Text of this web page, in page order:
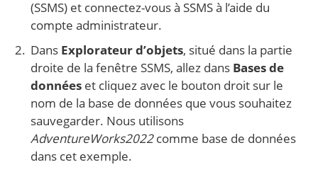
(SSMS) et connectez-vous à SSMS à l’aide du
compte administrateur.
Dans Explorateur d’objets, situé dans la partie
droite de la fenêtre SSMS, allez dans Bases de
données et cliquez avec le bouton droit sur le
nom de la base de données que vous souhaitez
sauvegarder. Nous utilisons
AdventureWorks2022comme base de données
dans cet exemple.